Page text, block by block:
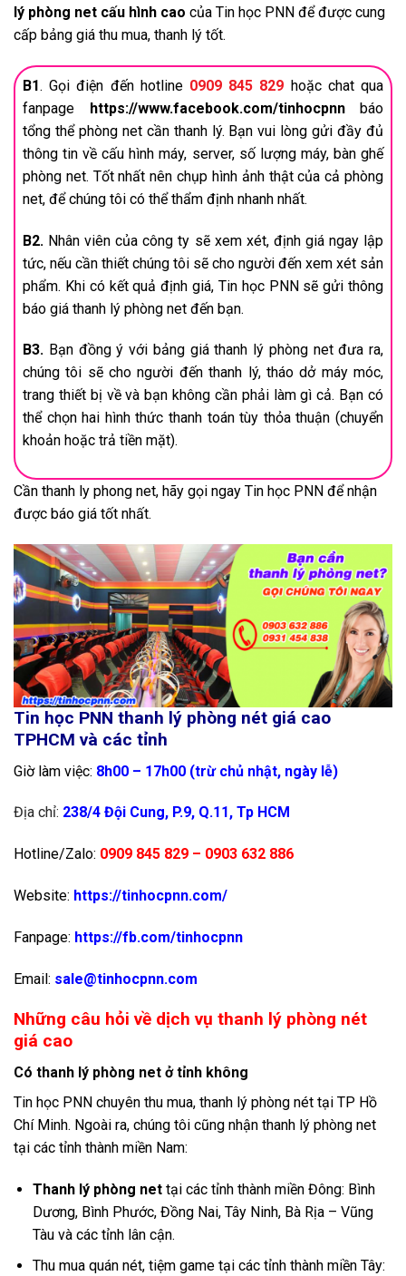
lý phòng net cấu hình cao của Tin học PNN để được cung
cấp bảng giá thu mua, thanh lý tốt.
B1. Gọi điện đến hotline 0909 845 829 hoặc chat qua
fanpage https://www.facebook.com/tinhocpnnbáo
tổng thể phòng net cần thanh lý. Bạn vui lòng gửi đầy đủ
thông tin về cấu hình máy, server, số lượng máy, bàn ghế
phòng net. Tốt nhất nên chụp hình ảnh thật của cả phòng
net, để chúng tôi có thể thẩm định nhanh nhất.
B2. Nhân viên của công ty sẽ xem xét, định giá ngay lập
tức, nếu cần thiết chúng tôi sẽ cho người đến xem xét sản
phẩm. Khi có kết quả định giá, Tin học PNN sẽ gửi thông
báo giá thanh lý phòng net đến bạn.
B3. Bạn đồng ý với bảng giá thanh lý phòng net đưa ra,
chúng tôi sẽ cho người đến thanh lý, tháo dở máy móc,
trang thiết bị về và bạn không cần phải làm gì cả. Bạn có
thể chọn hai hình thức thanh toán tùy thỏa thuận (chuyển
khoản hoặc trả tiền mặt).
Cần thanh ly phong net, hãy gọi ngay Tin học PNN để nhận
được báo giá tốt nhất.
Tin học PNN thanh lý phòng nét giá cao
TPHCM và các tỉnh
Giờ làm việc: 8h00 – 17h00 (trừ chủ nhật, ngày lễ)
Địa chỉ: 238/4 Đội Cung, P.9, Q.11, Tp HCM
Hotline/Zalo: 0909 845 829 – 0903 632 886
Website: https://tinhocpnn.com/
Fanpage: https://fb.com/tinhocpnn
Email: sale@tinhocpnn.com
Những câu hỏi về dịch vụ thanh lý phòng nét
giá cao
Có thanh lý phòng net ở tỉnh không
Tin học PNN chuyên thu mua, thanh lý phòng nét tại TP Hồ
Chí Minh. Ngoài ra, chúng tôi cũng nhận thanh lý phòng net
tại các tỉnh thành miền Nam:
Thanh lý phòng nettại các tỉnh thành miền Đông: Bình
Dương, Bình Phước, Đồng Nai, Tây Ninh, Bà Rịa – Vũng
Tàu và các tỉnh lân cận.
Thu mua quán nét, tiệm game tại các tỉnh thành miền Tây: